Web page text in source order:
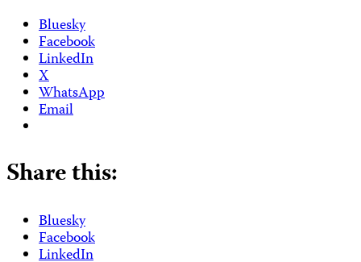
Bluesky
Facebook
LinkedIn
X
WhatsApp
Email
Share this:
Bluesky
Facebook
LinkedIn